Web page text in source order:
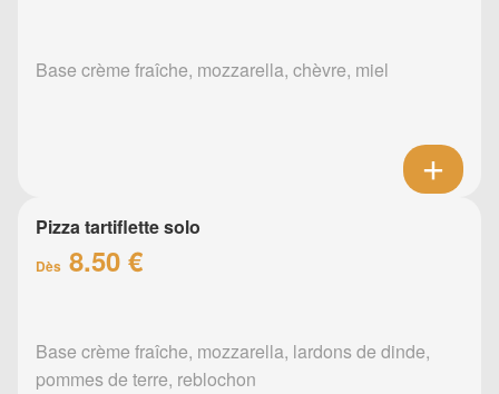
Base crème fraîche, mozzarella, chèvre, miel
Pizza tartiflette solo
Dès 8.50 €
Base crème fraîche, mozzarella, lardons de dinde,
pommes de terre, reblochon